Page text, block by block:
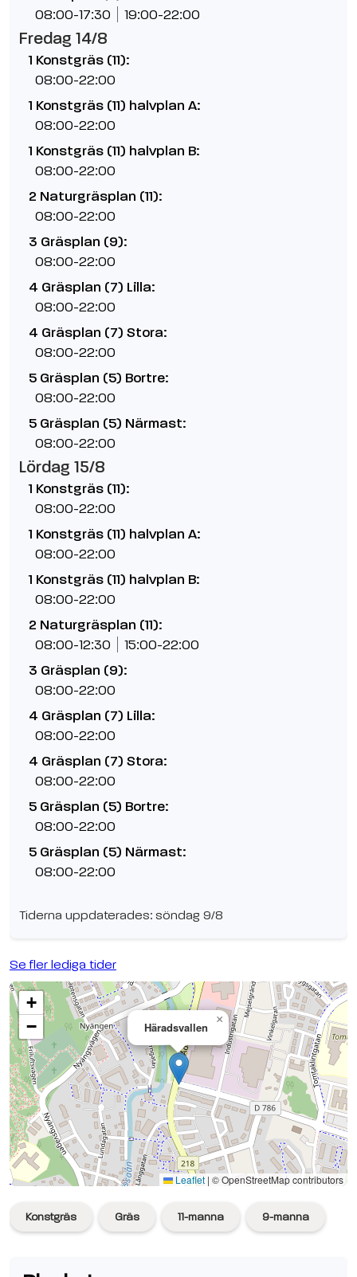
08:00-17:30 19:00-22:00
Fredag 14/8
1 Konstgräs (11):
08:00-22:00
1 Konstgräs (11) halvplan A:
08:00-22:00
1 Konstgräs (11) halvplan B:
08:00-22:00
2 Naturgräsplan (11):
08:00-22:00
3 Gräsplan (9):
08:00-22:00
4 Gräsplan (7) Lilla:
08:00-22:00
4 Gräsplan (7) Stora:
08:00-22:00
5 Gräsplan (5) Bortre:
08:00-22:00
5 Gräsplan (5) Närmast:
08:00-22:00
Lördag 15/8
1 Konstgräs (11):
08:00-22:00
1 Konstgräs (11) halvplan A:
08:00-22:00
1 Konstgräs (11) halvplan B:
08:00-22:00
2 Naturgräsplan (11):
08:00-12:30 15:00-22:00
3 Gräsplan (9):
08:00-22:00
4 Gräsplan (7) Lilla:
08:00-22:00
4 Gräsplan (7) Stora:
08:00-22:00
5 Gräsplan (5) Bortre:
08:00-22:00
5 Gräsplan (5) Närmast:
08:00-22:00
Tiderna uppdaterades: söndag 9/8
Se fler lediga tider
Häradsvallen
×
+
−
Leaflet | © OpenStreetMap contributors
Se planen på Google Maps
Konstgräs Gräs 11-manna 9-manna